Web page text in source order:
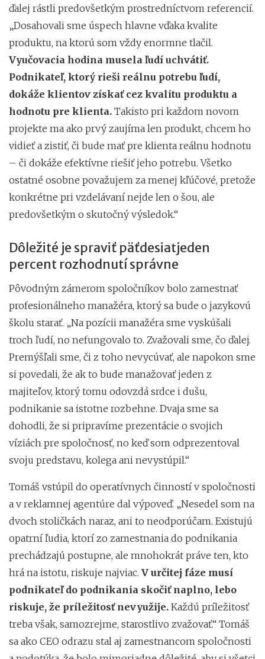
ďalej rástli predovšetkým prostredníctvom referencií.
„Dosahovali sme úspech hlavne vďaka kvalite
produktu, na ktorú som vždy enormne tlačil.
Vyučovacia hodina musela ľudí uchvátiť.
Podnikateľ, ktorý rieši reálnu potrebu ľudí,
dokáže klientov získať cez kvalitu produktu a
hodnotu pre klienta. Takisto pri každom novom
projekte ma ako prvý zaujíma len produkt, chcem ho
vidieť a zistiť, či bude mať pre klienta reálnu hodnotu
– či dokáže efektívne riešiť jeho potrebu. Všetko
ostatné osobne považujem za menej kľúčové, pretože
konkrétne pri vzdelávaní nejde len o šou, ale
predovšetkým o skutočný výsledok.“
Dôležité je spraviť päťdesiatjeden
percent rozhodnutí správne
Pôvodným zámerom spoločníkov bolo zamestnať
profesionálneho manažéra, ktorý sa bude o jazykovú
školu starať. „Na pozícii manažéra sme vyskúšali
troch ľudí, no nefungovalo to. Zvažovali sme, čo ďalej.
Premýšľali sme, či z toho nevycúvať, ale napokon sme
si povedali, že ak to bude manažovať jeden z
majiteľov, ktorý tomu odovzdá srdce i dušu,
podnikanie sa istotne rozbehne. Dvaja sme sa
dohodli, že si pripravíme prezentácie o svojich
víziách pre spoločnosť, no keď som odprezentoval
svoju predstavu, kolega ani nevystúpil.“
Tomáš vstúpil do operatívnych činností v spoločnosti
a v reklamnej agentúre dal výpoveď. „Nesedel som na
dvoch stoličkách naraz, ani to neodporúčam. Existujú
opatrní ľudia, ktorí zo zamestnania do podnikania
prechádzajú postupne, ale mnohokrát práve ten, kto
hrá na istotu, riskuje najviac. V určitej fáze musí
podnikateľ do podnikania skočiť naplno, lebo
riskuje, že príležitosť nevyužije. Každú príležitosť
treba však, samozrejme, starostlivo zvažovať.“ Tomáš
sa ako CEO odrazu stal aj zamestnancom spoločnosti